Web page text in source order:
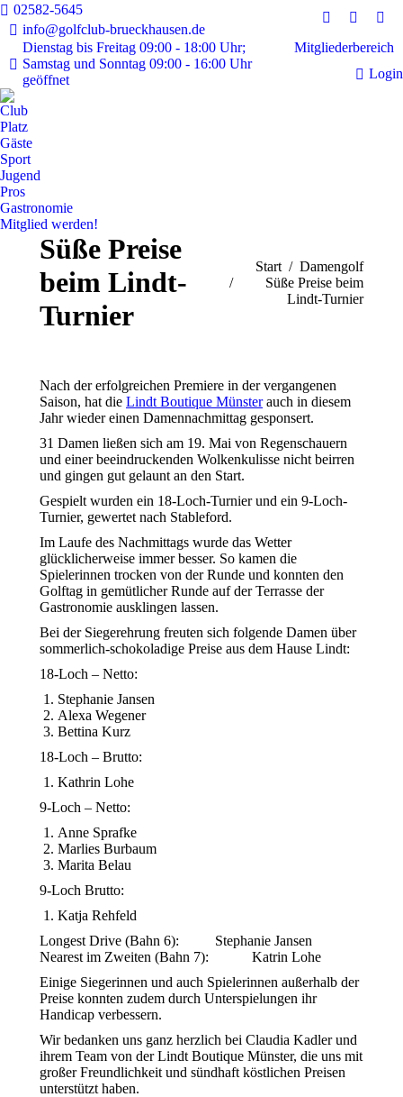
02582-5645
info@golfclub-brueckhausen.de
Dienstag bis Freitag 09:00 - 18:00 Uhr;
Samstag und Sonntag 09:00 - 16:00 Uhr
geöffnet
Instagram
page
opens
page
opens
E-
Mitgliederbereich
Login
Club
Platz
Gäste
Sport
Jugend
Pros
Gastronomie
Mitglied werden!
Süße Preise
beim Lindt-
Turnier
Sie befinden sich hier:
Start
Damengolf
Süße Preise beim
Lindt-Turnier
Nach der erfolgreichen Premiere in der vergangenen
Saison, hat die Lindt Boutique Münsterauch in diesem
Jahr wieder einen Damennachmittag gesponsert.
31 Damen ließen sich am 19. Mai von Regenschauern
und einer beeindruckenden Wolkenkulisse nicht beirren
und gingen gut gelaunt an den Start.
Gespielt wurden ein 18-Loch-Turnier und ein 9-Loch-
Turnier, gewertet nach Stableford.
Im Laufe des Nachmittags wurde das Wetter
glücklicherweise immer besser. So kamen die
Spielerinnen trocken von der Runde und konnten den
Golftag in gemütlicher Runde auf der Terrasse der
Gastronomie ausklingen lassen.
Bei der Siegerehrung freuten sich folgende Damen über
sommerlich-schokoladige Preise aus dem Hause Lindt:
18-Loch – Netto:
Stephanie Jansen
Alexa Wegener
Bettina Kurz
18-Loch – Brutto:
Kathrin Lohe
9-Loch – Netto:
Anne Sprafke
Marlies Burbaum
Marita Belau
9-Loch Brutto:
Katja Rehfeld
Longest Drive (Bahn 6): Stephanie Jansen
Nearest im Zweiten (Bahn 7): Katrin Lohe
Einige Siegerinnen und auch Spielerinnen außerhalb der
Preise konnten zudem durch Unterspielungen ihr
Handicap verbessern.
Wir bedanken uns ganz herzlich bei Claudia Kadler und
ihrem Team von der Lindt Boutique Münster, die uns mit
großer Freundlichkeit und sündhaft köstlichen Preisen
unterstützt haben.